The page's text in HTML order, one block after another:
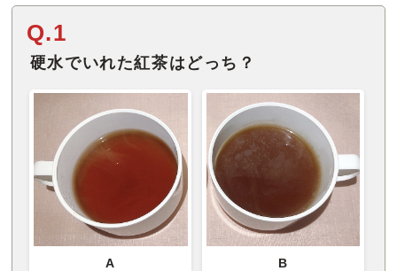
Q.1
硬水でいれた紅茶はどっち？
A B